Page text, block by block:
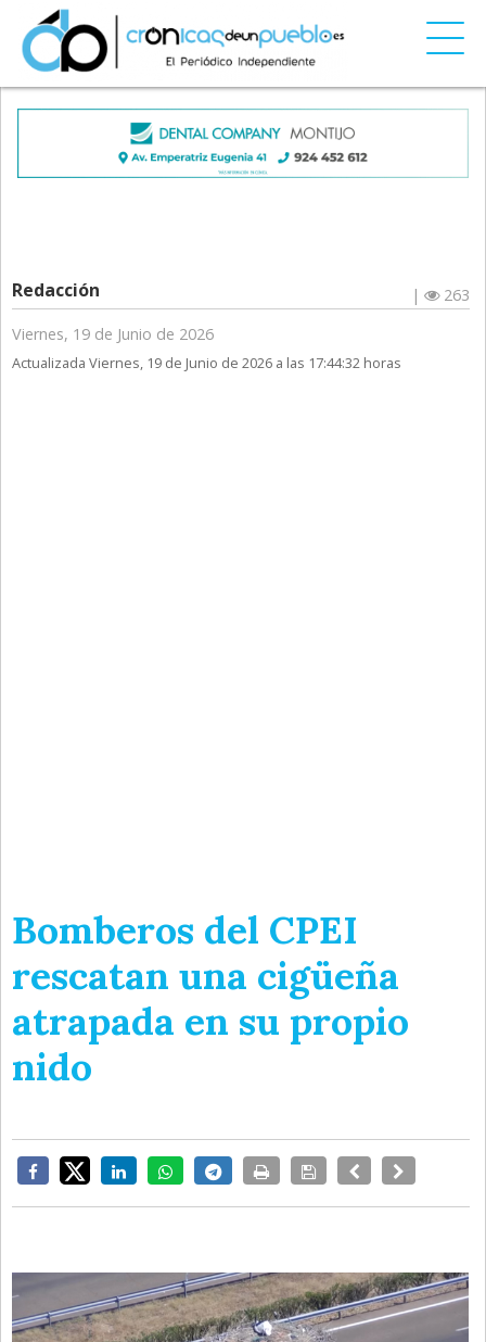
Redacción |
263
Viernes, 19 de Junio de 2026
Actualizada Viernes, 19 de Junio de 2026 a las 17:44:32 horas
Bomberos del CPEI
rescatan una cigüeña
atrapada en su propio
nido